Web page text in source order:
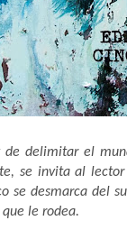
delimitar el
se invita al
se desmarca
le rodea.